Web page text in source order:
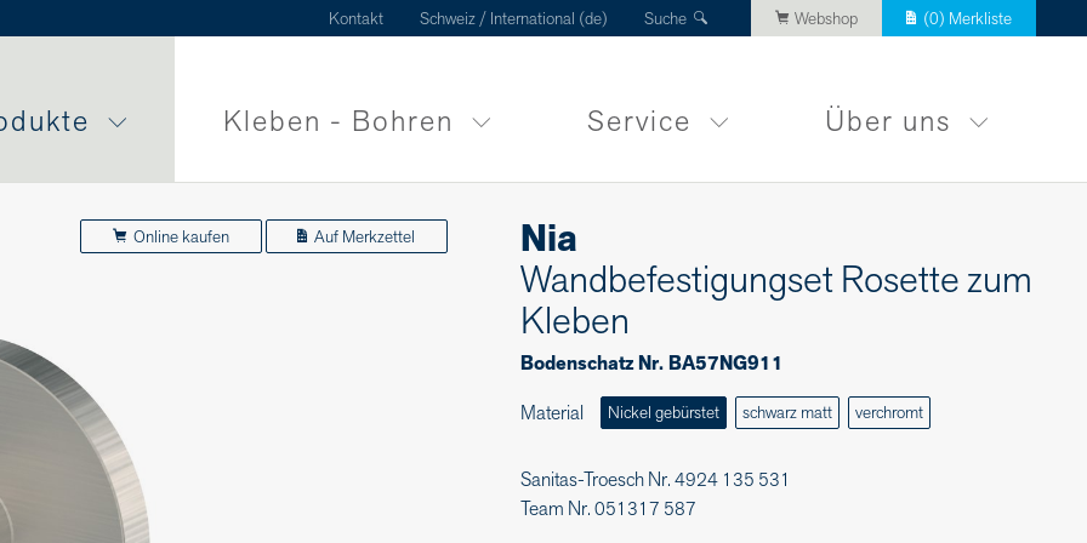
Kontakt Schweiz / International (de) Suche Webshop (0) Merkliste
Kleben - Bohren Service Über uns
Online kaufen Auf Merkzettel
Nia
Wandbefestigungset Rosette zum
Kleben
Bodenschatz Nr. BA57NG911
Material
Nickel gebürstet schwarz matt verchromt
Sanitas-Troesch Nr. 4924 135 531
Team Nr. 051317 587